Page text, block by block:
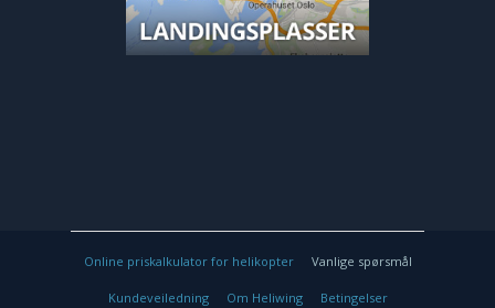
Online priskalkulator for helikopter Vanlige spørsmål
Kundeveiledning Om Heliwing Betingelser
© 2026 Heliwing Helikopter.